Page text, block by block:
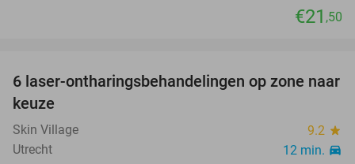
€21 ,50
72%
6 laser-ontharingsbehandelingen op zone naar
keuze
Skin Village 9.2 star
Utrecht 12 min. directions_car